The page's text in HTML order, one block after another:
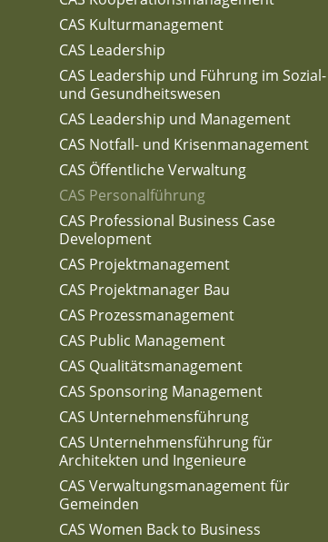
CAS Kulturmanagement
CAS Leadership
CAS Leadership und Führung im Sozial-
und Gesundheitswesen
CAS Leadership und Management
CAS Notfall- und Krisenmanagement
CAS Öffentliche Verwaltung
CAS Personalführung
CAS Professional Business Case
Development
CAS Projektmanagement
CAS Projektmanager Bau
CAS Prozessmanagement
CAS Public Management
CAS Qualitätsmanagement
CAS Sponsoring Management
CAS Unternehmensführung
CAS Unternehmensführung für
Architekten und Ingenieure
CAS Verwaltungsmanagement für
Gemeinden
CAS Women Back to Business